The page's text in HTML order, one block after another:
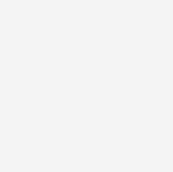
Anleitung